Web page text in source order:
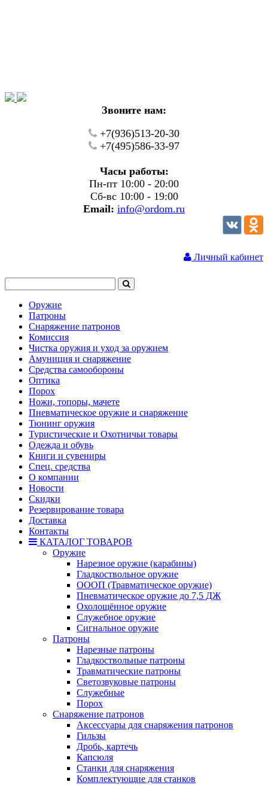
Звоните нам:
+7(936)513-20-30
+7(495)586-33-97
Часы работы:
Пн-пт 10:00 - 20:00
Сб-вс 10:00 - 19:00
Email: info@ordom.ru
Личный кабинет
Оружие
Патроны
Снаряжение патронов
Комиссия
Чистка оружия и уход за оружием
Амуниция и снаряжение
Средства самообороны
Оптика
Порох
Ножи, топоры, мачете
Пневматическое оружие и снаряжение
Тюнинг оружия
Туристические и Охотничьи товары
Одежда и обувь
Книги и сувениры
Спец. средства
О компании
Новости
Скидки
Резервирование товара
Доставка
Контакты
КАТАЛОГ ТОВАРОВ
Оружие
Нарезное оружие (карабины)
Гладкоствольное оружие
ОООП (Травматическое оружие)
Пневматическое оружие до 7,5 ДЖ
Охолощённое оружие
Служебное оружие
Сигнальное оружие
Патроны
Нарезные патроны
Гладкоствольные патроны
Травматические патроны
Светозвуковые патроны
Служебные
Порох
Снаряжение патронов
Аксессуары для снаряжения патронов
Гильзы
Дробь, картечь
Капсюля
Станки для снаряжения
Комплектующие для станков